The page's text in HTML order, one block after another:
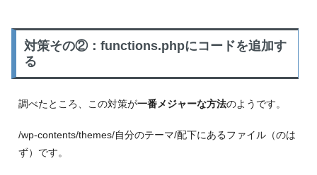
対策その②：functions.phpにコードを追加す
る
調べたところ、この対策が一番メジャーな方法のようです。
/wp-contents/themes/自分のテーマ/配下にあるファイル（のは
ず）です。